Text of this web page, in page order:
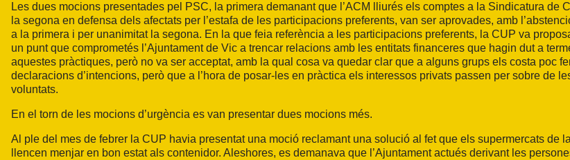
Les dues mocions presentades pel PSC, la primera demanant que l’ACM lliurés els comptes a la Sindicatura de
la segona en defensa dels afectats per l’estafa de les participacions preferents, van ser aprovades, amb
a la primera i per unanimitat la segona. En la que feia referència a les participacions preferents, la CUP va
un punt que comprometés l’Ajuntament de Vic a trencar relacions amb les entitats financeres que hagin dut a
aquestes pràctiques, però no va ser acceptat, amb la qual cosa va quedar clar que a alguns grups els costa poc
declaracions d’intencions, però que a l’hora de posar-les en pràctica els interessos privats passen per sobre de
voluntats.
En el torn de les mocions d’urgència es van presentar dues mocions més.
Al ple del mes de febrer la CUP havia presentat una moció reclamant una solució al fet que els supermercats de
llencen menjar en bon estat als contenidor. Aleshores, es demanava que l’Ajuntament actués derivant les